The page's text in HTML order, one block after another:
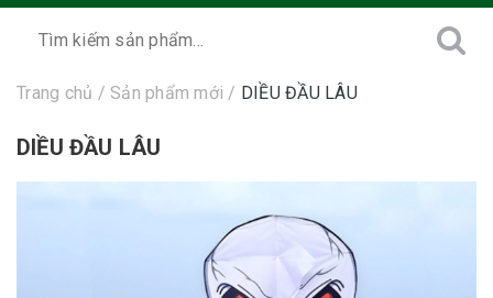
Trang chủ / Sản phẩm mới / DIỀU ĐẦU LÂU
DIỀU ĐẦU LÂU